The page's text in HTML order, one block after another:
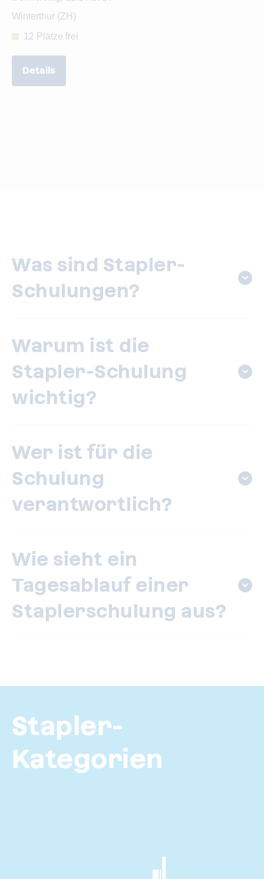
Winterthur (ZH)
12 Plätze frei
Details
Was sind Stapler-
Schulungen?
Warum ist die
Stapler-Schulung
wichtig?
Wer ist für die
Schulung
verantwortlich?
Wie sieht ein
Tagesablauf einer
Staplerschulung aus?
Stapler-
Kategorien